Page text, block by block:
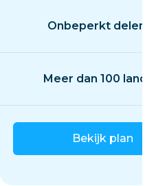
Onbeperkt delen
Meer dan 100
Bekijk plan